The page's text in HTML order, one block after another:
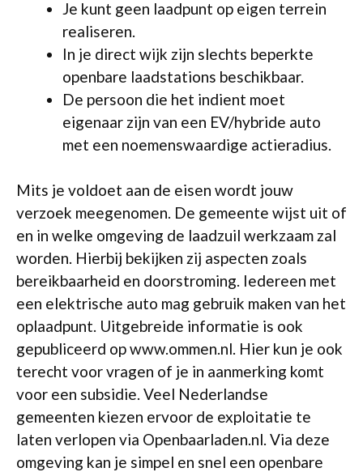
Je kunt geen laadpunt op eigen terrein
realiseren.
In je direct wijk zijn slechts beperkte
openbare laadstations beschikbaar.
De persoon die het indient moet
eigenaar zijn van een EV/hybride auto
met een noemenswaardige actieradius.
Mits je voldoet aan de eisen wordt jouw
verzoek meegenomen. De gemeente wijst uit of
en in welke omgeving de laadzuil werkzaam zal
worden. Hierbij bekijken zij aspecten zoals
bereikbaarheid en doorstroming. Iedereen met
een elektrische auto mag gebruik maken van het
oplaadpunt. Uitgebreide informatie is ook
gepubliceerd op www.ommen.nl. Hier kun je ook
terecht voor vragen of je in aanmerking komt
voor een subsidie. Veel Nederlandse
gemeenten kiezen ervoor de exploitatie te
laten verlopen via Openbaarladen.nl. Via deze
omgeving kan je simpel en snel een openbare